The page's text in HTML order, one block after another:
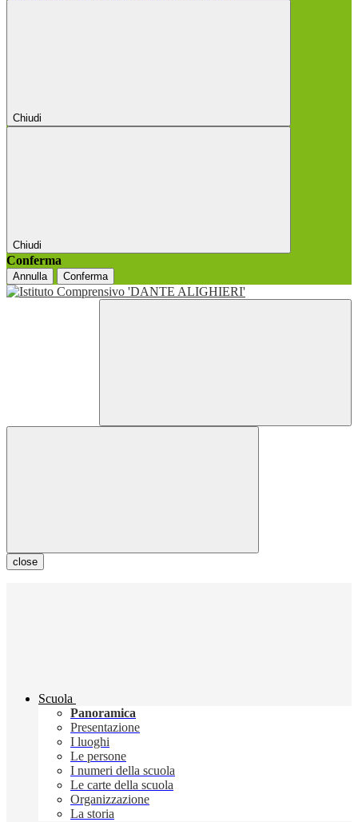
Chiudi
Chiudi
Conferma
Annulla Conferma
close
Scuola
Panoramica
Presentazione
I luoghi
Le persone
I numeri della scuola
Le carte della scuola
Organizzazione
La storia